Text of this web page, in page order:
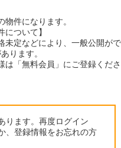
物件になります。
について】
未定などにより、一般公開がで
ります。
は「無料会員」にご登録くださ
ります。再度ログイン
、登録情報をお忘れの方